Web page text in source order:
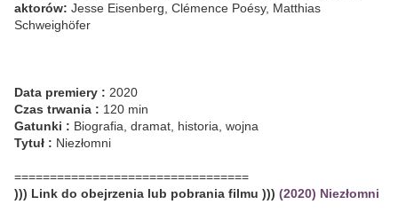
aktorów: Jesse Eisenberg, Clémence Poésy, Matthias
Schweighöfer
Data premiery : 2020
Czas trwania : 120 min
Gatunki : Biografia, dramat, historia, wojna
Tytuł : Niezłomni
=================================
))) Link do obejrzenia lub pobrania filmu ))) (2020) Niezłomni